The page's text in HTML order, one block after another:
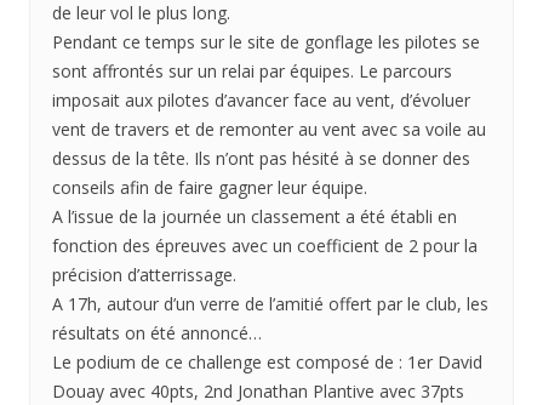
de leur vol le plus long.
Pendant ce temps sur le site de gonflage les pilotes se
sont affrontés sur un relai par équipes. Le parcours
imposait aux pilotes d’avancer face au vent, d’évoluer
vent de travers et de remonter au vent avec sa voile au
dessus de la tête. Ils n’ont pas hésité à se donner des
conseils afin de faire gagner leur équipe.
A l’issue de la journée un classement a été établi en
fonction des épreuves avec un coefficient de 2 pour la
précision d’atterrissage.
A 17h, autour d’un verre de l’amitié offert par le club, les
résultats on été annoncé…
Le podium de ce challenge est composé de : 1er David
Douay avec 40pts, 2nd Jonathan Plantive avec 37pts